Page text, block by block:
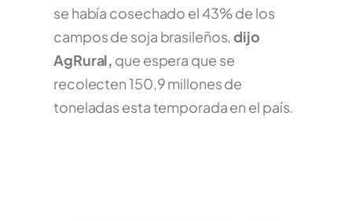
se había cosechado el 43% de los
campos de soja brasileños,dijo
AgRural, que espera que se
recolecten 150,9 millones de
toneladas esta temporada en el país.